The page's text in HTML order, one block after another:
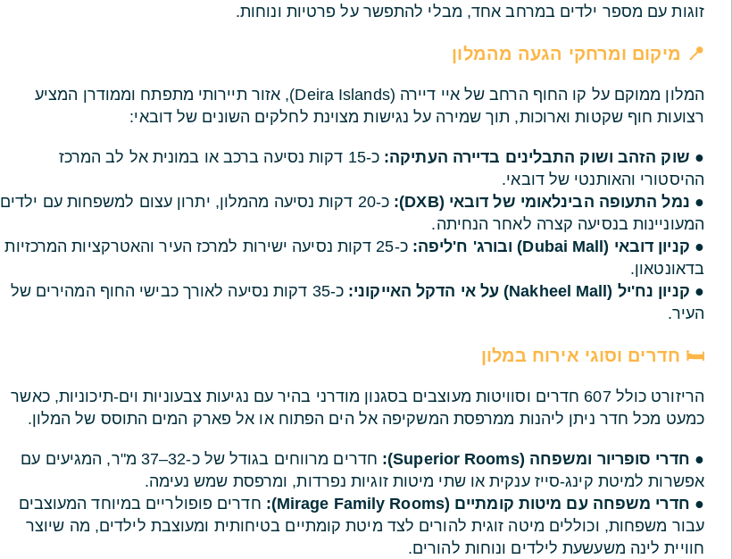
זוגות עם מספר ילדים במרחב אחד, מבלי להתפשר על פרטיות ונוחות.
📍 מיקום ומרחקי הגעה מהמלון
המלון ממוקם על קו החוף הרחב של איי דיירה (Deira Islands), אזור תיירותי מתפתח וממודרן המציע
רצועות חוף שקטות וארוכות, תוך שמירה על נגישות מצוינת לחלקים השונים של דובאי:
● שוק הזהב ושוק התבלינים בדיירה העתיקה:
כ-15 דקות נסיעה ברכב או במונית אל לב המרכז
ההיסטורי והאותנטי של דובאי.
● נמל התעופה הבינלאומי של דובאי (DXB):
כ-20 דקות נסיעה מהמלון, יתרון עצום למשפחות עם ילדים
המעוניינות בנסיעה קצרה לאחר הנחיתה.
● קניון דובאי (Dubai Mall) ובורג' ח'ליפה:
כ-25 דקות נסיעה ישירות למרכז העיר והאטרקציות המרכזיות
בדאונטאון.
● קניון נח'יל (Nakheel Mall) על אי הדקל האייקוני:
כ-35 דקות נסיעה לאורך כבישי החוף המהירים של
העיר.
🛏️ חדרים וסוגי אירוח במלון
הריזורט כולל 607 חדרים וסוויטות מעוצבים בסגנון מודרני בהיר עם נגיעות צבעוניות וים-תיכוניות, כאשר
כמעט מכל חדר ניתן ליהנות ממרפסת המשקיפה אל הים הפתוח או אל פארק המים התוסס של המלון.
● חדרי סופריור ומשפחה (Superior Rooms):
חדרים מרווחים בגודל של כ-32–37 מ"ר, המגיעים עם
אפשרות למיטת קינג-סייז ענקית או שתי מיטות זוגיות נפרדות, ומרפסת שמש נעימה.
● חדרי משפחה עם מיטות קומתיים (Mirage Family Rooms):
חדרים פופולריים במיוחד המעוצבים
עבור משפחות, וכוללים מיטה זוגית להורים לצד מיטת קומתיים בטיחותית ומעוצבת לילדים, מה שיוצר
חוויית לינה משעשעת לילדים ונוחות להורים.